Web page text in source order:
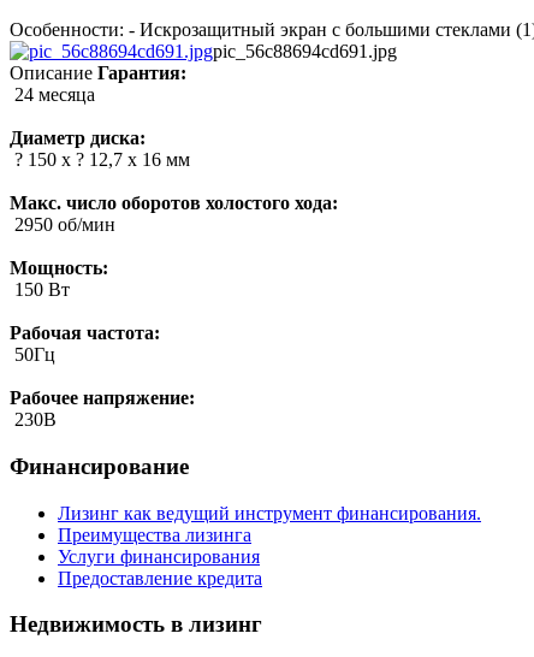
Особенности: - Искрозащитный экран с большими стеклами
pic_56c88694cd691.jpg
Описание Гарантия:
24 месяца
Диаметр диска:
? 150 х ? 12,7 х 16 мм
Макс. число оборотов холостого хода:
2950 об/мин
Мощность:
150 Вт
Рабочая частота:
50Гц
Рабочее напряжение:
230В
Финансирование
Лизинг как ведущий инструмент финансирования.
Преимущества лизинга
Услуги финансирования
Предоставление кредита
Недвижимость в лизинг